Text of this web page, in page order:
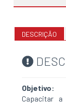
DESCRIÇÃO
Objetivo:
Capacitar